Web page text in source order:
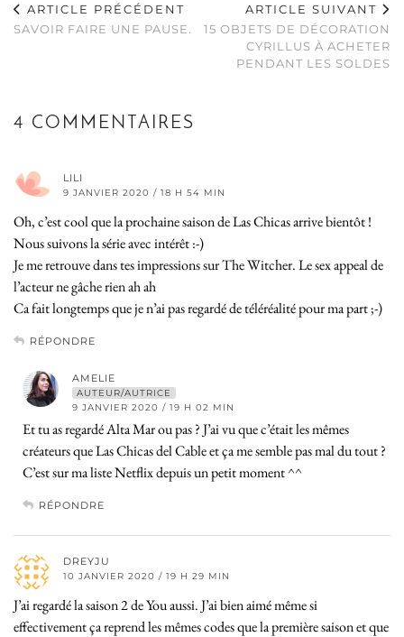
ARTICLE PRÉCÉDENT
SAVOIR FAIRE UNE PAUSE.
ARTICLE SUIVANT
15 OBJETS DE DÉCORATION
CYRILLUS À ACHETER
PENDANT LES SOLDES
4 COMMENTAIRES
LILI
9 JANVIER 2020 / 18 H 54 MIN
Oh, c’est cool que la prochaine saison de Las Chicas arrive bientôt !
Nous suivons la série avec intérêt :-)
Je me retrouve dans tes impressions sur The Witcher. Le sex appeal de
l’acteur ne gâche rien ah ah
Ca fait longtemps que je n’ai pas regardé de téléréalité pour ma part ;-)
RÉPONDRE
AMELIE
AUTEUR/AUTRICE
9 JANVIER 2020 / 19 H 02 MIN
Et tu as regardé Alta Mar ou pas ? J’ai vu que c’était les mêmes
créateurs que Las Chicas del Cable et ça me semble pas mal du tout ?
C’est sur ma liste Netflix depuis un petit moment ^^
RÉPONDRE
DREYJU
10 JANVIER 2020 / 19 H 29 MIN
J’ai regardé la saison 2 de You aussi. J’ai bien aimé même si
effectivement ça reprend les mêmes codes que la première saison et que